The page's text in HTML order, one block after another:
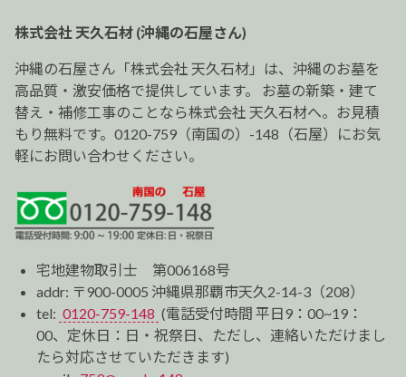
ー
シ
ョ
ン
株式会社 天久石材 (沖縄の石屋さん)
沖縄の石屋さん「株式会社 天久石材」は、沖縄のお墓を
高品質・激安価格で提供しています。 お墓の新築・建て
替え・補修工事のことなら株式会社 天久石材へ。お見積
もり無料です。0120-759（南国の）-148（石屋）にお気
軽にお問い合わせください。
宅地建物取引士 第006168号
addr: 〒900-0005 沖縄県那覇市天久2-14-3（208）
tel: 0120-759-148 (電話受付時間 平日9：00~19：
00、定休日：日・祝祭日、ただし、連絡いただけまし
たら対応させていただきます)